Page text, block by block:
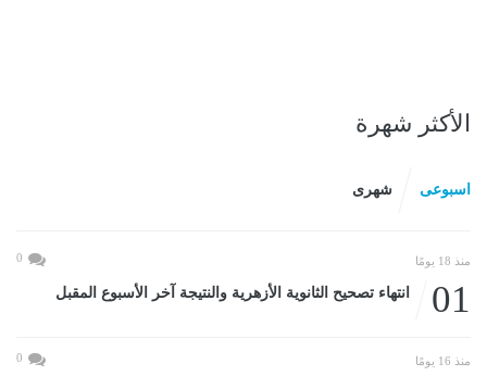
الأكثر شهرة
اسبوعى شهرى
منذ 18 يومًا 0
01 انتهاء تصحيح الثانوية الأزهرية والنتيجة آخر الأسبوع المقبل
منذ 16 يومًا 0